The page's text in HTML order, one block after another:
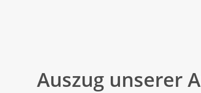
Auszug unserer